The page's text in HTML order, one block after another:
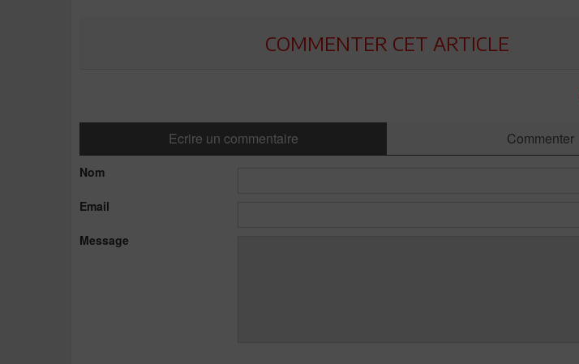
COMMENTER CET ARTICLE
Ecrire un commentaire Commenter
Nom
Email
Message